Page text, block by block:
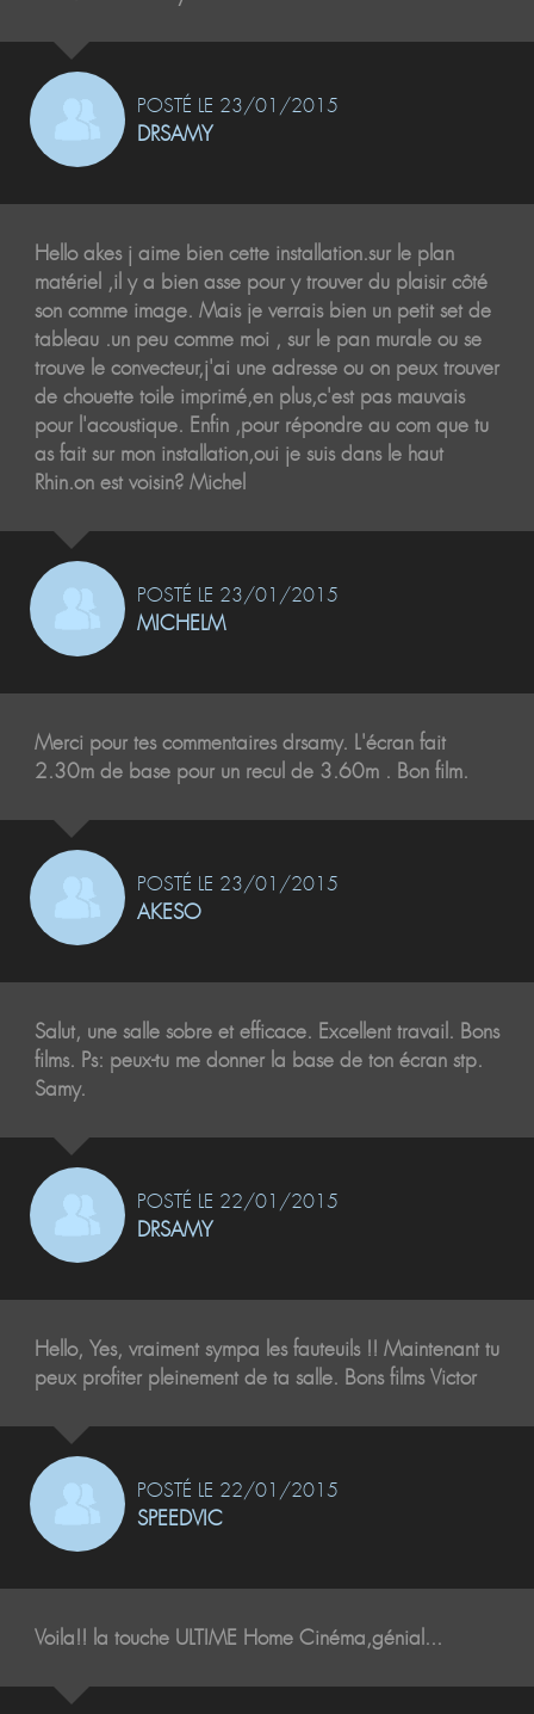
POSTÉ LE 23/01/2015
DRSAMY
Hello akes j aime bien cette installation.sur le plan
matériel ,il y a bien asse pour y trouver du plaisir côté
son comme image. Mais je verrais bien un petit set de
tableau .un peu comme moi , sur le pan murale ou se
trouve le convecteur,j'ai une adresse ou on peux trouver
de chouette toile imprimé,en plus,c'est pas mauvais
pour l'acoustique. Enfin ,pour répondre au com que tu
as fait sur mon installation,oui je suis dans le haut
Rhin.on est voisin? Michel
POSTÉ LE 23/01/2015
MICHELM
Merci pour tes commentaires drsamy. L'écran fait
2.30m de base pour un recul de 3.60m . Bon film.
POSTÉ LE 23/01/2015
AKESO
Salut, une salle sobre et efficace. Excellent travail. Bons
films. Ps: peux-tu me donner la base de ton écran stp.
Samy.
POSTÉ LE 22/01/2015
DRSAMY
Hello, Yes, vraiment sympa les fauteuils !! Maintenant tu
peux profiter pleinement de ta salle. Bons films Victor
POSTÉ LE 22/01/2015
SPEEDVIC
Voila!! la touche ULTIME Home Cinéma,génial...